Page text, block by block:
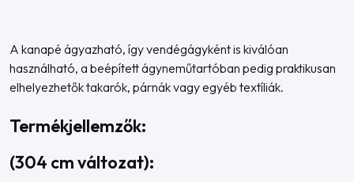
A kanapé ágyazható, így vendégágyként is kiválóan
használható, a beépített ágyneműtartóban pedig praktikusan
elhelyezhetők takarók, párnák vagy egyéb textíliák.
Termékjellemzők:
(304 cm változat):